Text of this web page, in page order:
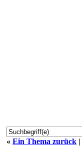
« Ein Thema zurück |